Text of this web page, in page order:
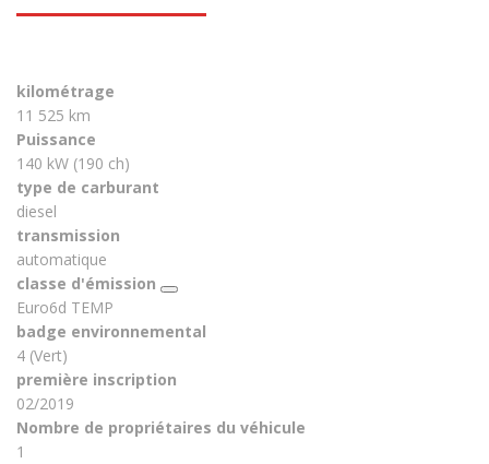
kilométrage
11 525 km
Puissance
140 kW (190 ch)
type de carburant
diesel
transmission
automatique
classe d'émission
Euro6d TEMP
badge environnemental
4 (Vert)
première inscription
02/2019
Nombre de propriétaires du véhicule
1